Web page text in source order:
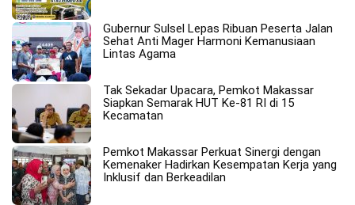
Gubernur Sulsel Lepas Ribuan Peserta Jalan
Sehat Anti Mager Harmoni Kemanusiaan
Lintas Agama
Tak Sekadar Upacara, Pemkot Makassar
Siapkan Semarak HUT Ke-81 RI di 15
Kecamatan
Pemkot Makassar Perkuat Sinergi dengan
Kemenaker Hadirkan Kesempatan Kerja yang
Inklusif dan Berkeadilan